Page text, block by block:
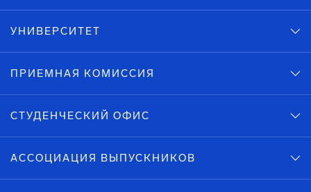
УНИВЕРСИТЕТ
ПРИЕМНАЯ КОМИССИЯ
СТУДЕНЧЕСКИЙ ОФИС
АССОЦИАЦИЯ ВЫПУСКНИКОВ